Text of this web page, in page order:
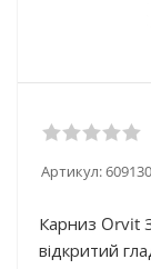
Артикул:
Карниз Orvit
відкритий